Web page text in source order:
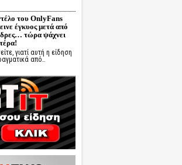
του OnlyFans
έγκυος μετά από
τώρα ψάχνει
γιατί αυτή η είδηση
από…